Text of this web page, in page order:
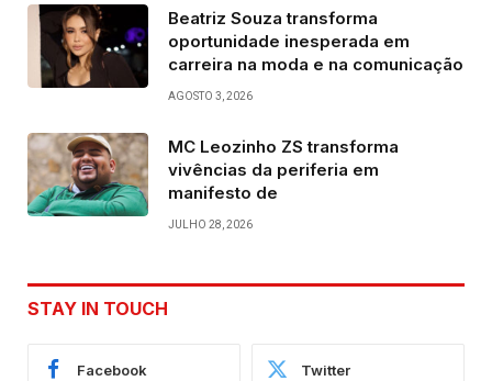
Beatriz Souza transforma
oportunidade inesperada em
carreira na moda e na comunicação
AGOSTO 3, 2026
MC Leozinho ZS transforma
vivências da periferia em
manifesto de
JULHO 28, 2026
STAY IN TOUCH
Facebook Twitter